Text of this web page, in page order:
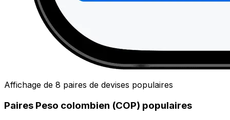
Affichage de 8 paires de devises populaires
Paires Peso colombien (COP) populaires